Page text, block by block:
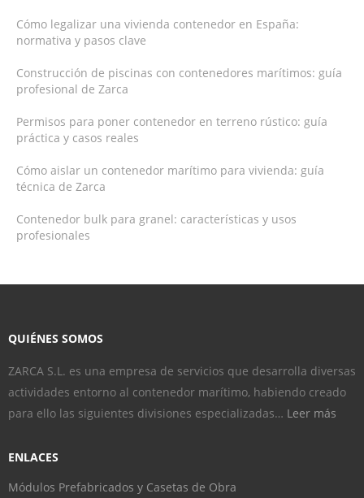
Cómo legalizar una vivienda contenedor en España:
normativa y pasos clave
Construcción de piscinas con contenedores marítimos: guía
profesional de Zarca
Permisos para poner contenedor en terreno rústico: guía
práctica y casos reales
Cómo aislar un contenedor marítimo para vivienda: guía
técnica de Zarca
Contenedor bulk para granel: características y usos
profesionales
QUIÉNES SOMOS
ZARCA S.L. es una empresa de servicios que desarrolla diversas
actividades entorno al contenedor marítimo, habiendo creado
para ello las siguientes divisiones especializadas… Leer más
ENLACES
Módulos Prefabricados y Casetas de Obra